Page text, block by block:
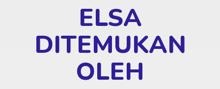
ELSA
DITEMUKAN
OLEH